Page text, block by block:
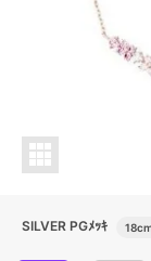
SILVER PGﾒｯｷ